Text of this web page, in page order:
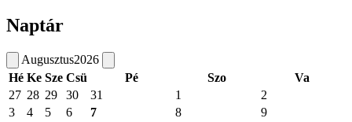
Naptár
Augusztus2026
Hé Ke Sze Csü Pé Szo
Va
27 28 29 30 31 1
2
3
4 5 6 7 8 9